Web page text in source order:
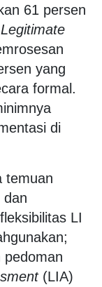
61 persen
Legitimate
yang
formal.
di
temuan
dan
LI
pedoman
(LIA)